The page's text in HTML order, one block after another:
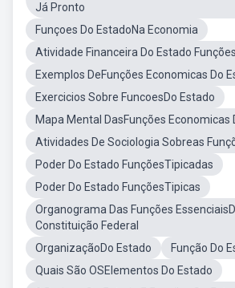
Já Pronto
Funçoes Do EstadoNa Economia
Atividade Financeira Do Estado
Exemplos DeFunções Economicas Do
Exercicios Sobre FuncoesDo Estado
Mapa Mental DasFunções Economicas
Atividades De Sociologia Sobreas
Poder Do Estado FunçõesTipicadas
Poder Do Estado FunçõesTipicas
Organograma Das Funções
Constituição Federal
OrganizaçãoDo Estado
Função Do
Quais São OSElementos Do Estado